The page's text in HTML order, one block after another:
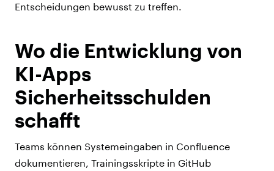
Entscheidungen bewusst zu treffen.
Wo die Entwicklung von
KI-Apps
Sicherheitsschulden
schafft
Teams können Systemeingaben in Confluence
dokumentieren, Trainingsskripte in GitHub